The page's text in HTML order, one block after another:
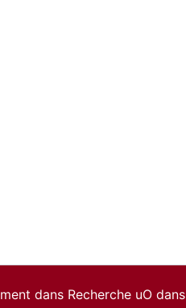
dans Recherche uO dans